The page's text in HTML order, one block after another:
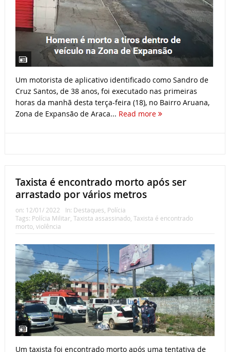
Um motorista de aplicativo identificado como Sandro de
Cruz Santos, de 38 anos, foi executado nas primeiras
horas da manhã desta terça-feira (18), no Bairro Aruana,
Zona de Expansão de Araca... Read more
Taxista é encontrado morto após ser
arrastado por vários metros
on: 12/01/ 2022 In: Destaques Polícia
Tags: Polícia Militar, Taxista assassinado, Taxista é encontrado
morto, violência
Um taxista foi encontrado morto após uma tentativa de